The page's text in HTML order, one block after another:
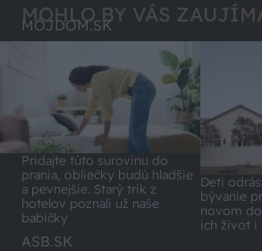
MOHLO BY VÁS
MÔJDOM.SK
Pridajte túto surovinu do
prania, obliečky budú hladšie
a pevnejšie. Starý trik z
hotelov poznali už naše
babičky
Deti
bývanie
novom
ich život i
ASB.SK